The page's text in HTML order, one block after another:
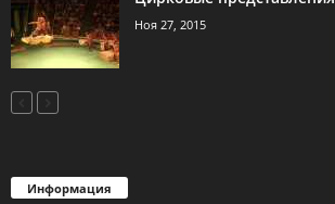
Ноя 27, 2015
Информация